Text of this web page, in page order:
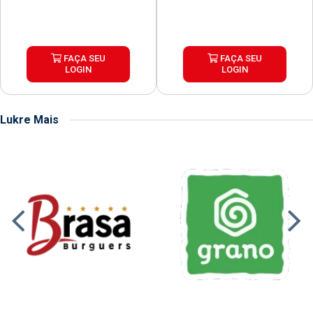
FAÇA SEU
LOGIN
FAÇA SEU
LOGIN
Lukre Mais